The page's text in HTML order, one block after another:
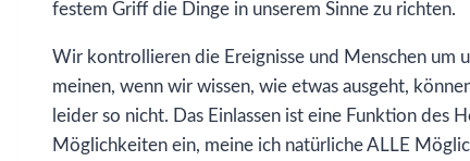
festem Griff die Dinge in unserem Sinne zu richten.
Wir kontrollieren die Ereignisse und Menschen um
meinen, wenn wir wissen, wie etwas ausgeht,
leider so nicht. Das Einlassen ist eine Funktion des
Möglichkeiten ein, meine ich natürliche ALLE